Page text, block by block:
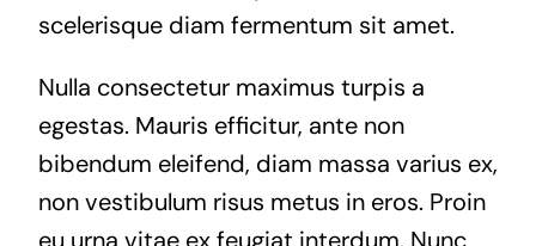
scelerisque diam fermentum sit amet.
Nulla consectetur maximus turpis a
egestas. Mauris efficitur, ante non
bibendum eleifend, diam massa varius ex,
non vestibulum risus metus in eros. Proin